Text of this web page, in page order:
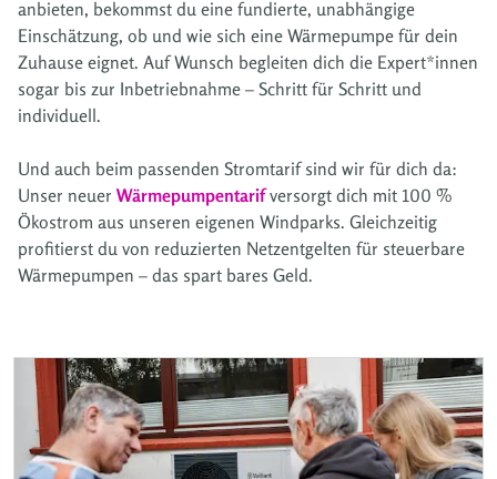
anbieten, bekommst du eine fundierte, unabhängige
Einschätzung, ob und wie sich eine Wärmepumpe für dein
Zuhause eignet. Auf Wunsch begleiten dich die Expert*innen
sogar bis zur Inbetriebnahme – Schritt für Schritt und
individuell.
Und auch beim passenden Stromtarif sind wir für dich da:
Unser neuer Wärmepumpentarif versorgt dich mit 100 %
Ökostrom aus unseren eigenen Windparks. Gleichzeitig
profitierst du von reduzierten Netzentgelten für steuerbare
Wärmepumpen – das spart bares Geld.